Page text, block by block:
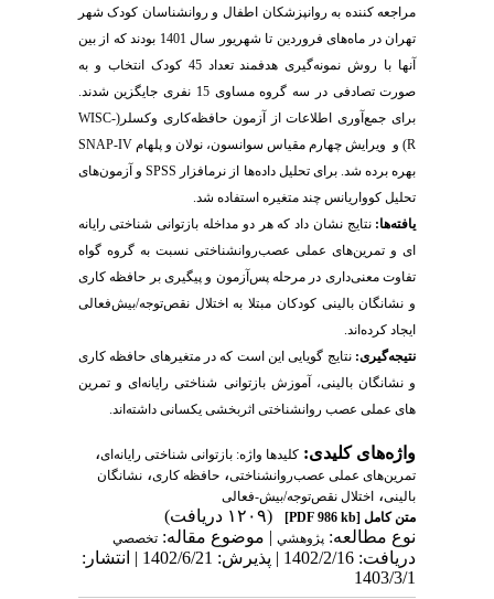
مراجعه کننده به روانپزشکان اطفال و روانشناسان کودک شهر
تهران در ماه‌­های فروردین تا شهریور سال 1401 بودند که از بین
آنها با روش نمونه‌­گیری هدفمند تعداد 45 کودک انتخاب و به
صورت تصادفی در سه گروه مساوی 15 نفری جایگزین شدند.
برای جمع­‌آوری اطلاعات از آزمون حافظه‌کاری وکسلر(WISC-
R) و ویرایش چهارم مقیاس سوانسون، نولان و پلهامSNAP-IV
بهره برده شد. برای تحلیل داده­‌ها از نرم­افزار SPSSو آزمون­‌های
تحلیل کوواریانس چند متغیره استفاده شد.
یافته­‌ها: نتایج نشان داد کههر دو مداخله بازتوانی شناختی رایانه­‌
ای و تمرین­‌های عملی عصب­‌روانشناختی نسبت به گروه گواه
تفاوت معنی­‌داری در مرحله پس‌­آزمون و پیگیری بر حافظه کاری
و نشانگان­ بالینی کودکان مبتلا به اختلال نقص‌­توجه/بیش­‌فعالی
ایجاد کرده‌اند.
نتیجه­‌گیری: نتایج گویایی این است که در متغیرهای حافظه کاری
و نشانگان­ بالینی،
آموزش بازتوانی شناختی رایانه‌­ای و تمرین
های عملی عصب روانشناختی اثربخشی یکسانی داشته‌­اند.
واژه‌های کلیدی: کلیدها واژه: بازتوانی شناختی رایانه‌ای،
تمرین‌های عملی عصب‌روانشناختی، حافظه کاری، نشانگان‌
بالینی، اختلال نقص‌توجه/بیش-فعالی
متن کامل[PDF 986 kb]
(۱۲۰۹ دریافت)
نوع مطالعه: پژوهشي| موضوع مقاله: تخصصي
دریافت: 1402/2/16 | پذیرش: 1402/6/21 | انتشار:
1403/3/1